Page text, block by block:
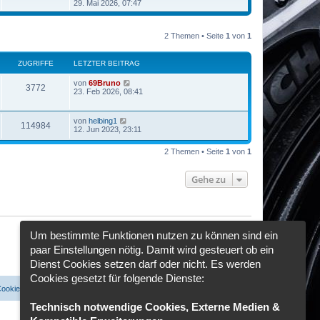
t
r
t
r
e
u
r
B
r
g
29. Mai 2026, 07:47
2 Themen • Seite 1 von 1
ZUGRIFFE LETZTER BEITRAG
3772 von 69Bruno
23. Feb 2026, 08:41
114984 von helbing1
12. Jun 2023, 23:11
2 Themen • Seite 1 von 1
Gehe zu
löschen
Um bestimmte Funktionen nutzen zu können sind ein
paar Einstellungen nötig. Damit wird gesteuert ob ein
Dienst Cookies setzen darf oder nicht. Es werden
Cookies gesetzt für folgende Dienste:
Technisch notwendige Cookies, Externe Medien &